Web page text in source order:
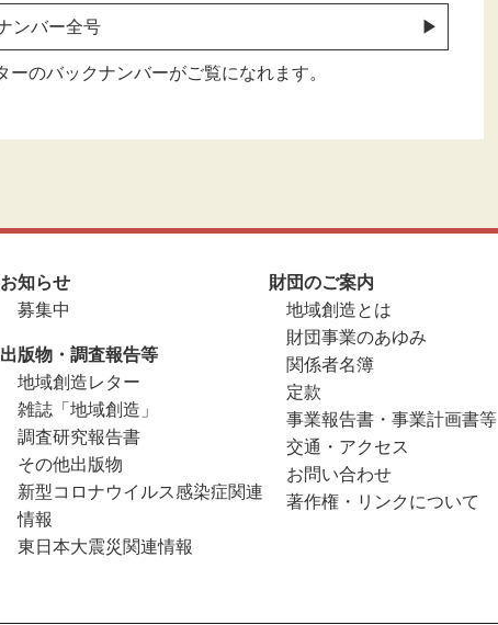
ンバー全号
のバックナンバーがご覧になれます。
お知らせ
募集中
出版物・調査報告等
地域創造レター
雑誌「地域創造」
調査研究報告書
その他出版物
新型コロナウイルス感染症関連
情報
東日本大震災関連情報
財団のご案内
地域創造とは
財団事業のあゆみ
関係者名簿
定款
事業報告書・事業計画書等
交通・アクセス
お問い合わせ
著作権・リンクについて